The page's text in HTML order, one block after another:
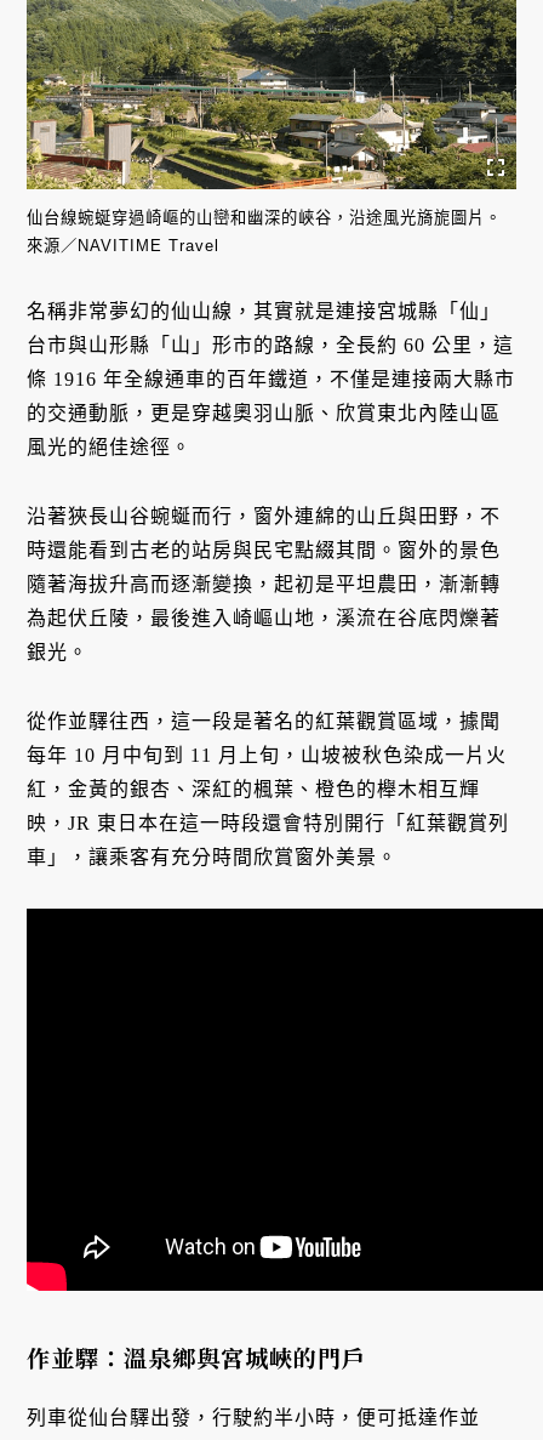
仙台線蜿蜒穿過崎嶇的山巒和幽深的峽谷，沿途風光旖旎圖片。
來源／NAVITIME Travel
名稱非常夢幻的仙山線，其實就是連接宮城縣「仙」
台市與山形縣「山」形市的路線，全長約 60 公里，這
條 1916 年全線通車的百年鐵道，不僅是連接兩大縣市
的交通動脈，更是穿越奧羽山脈、欣賞東北內陸山區
風光的絕佳途徑。
沿著狹長山谷蜿蜒而行，窗外連綿的山丘與田野，不
時還能看到古老的站房與民宅點綴其間。窗外的景色
隨著海拔升高而逐漸變換，起初是平坦農田，漸漸轉
為起伏丘陵，最後進入崎嶇山地，溪流在谷底閃爍著
銀光。
從作並驛往西，這一段是著名的紅葉觀賞區域，據聞
每年 10 月中旬到 11 月上旬，山坡被秋色染成一片火
紅，金黃的銀杏、深紅的楓葉、橙色的櫸木相互輝
映，JR 東日本在這一時段還會特別開行「紅葉觀賞列
車」，讓乘客有充分時間欣賞窗外美景。
作並驛：溫泉鄉與宮城峽的門戶
列車從仙台驛出發，行駛約半小時，便可抵達作並